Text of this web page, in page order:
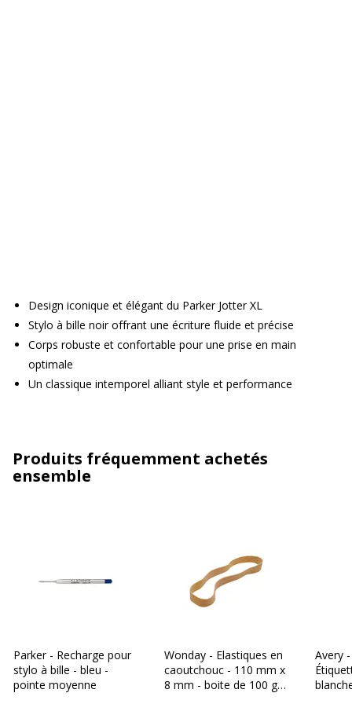
Design iconique et élégant du Parker Jotter XL
Stylo à bille noir offrant une écriture fluide et précise
Corps robuste et confortable pour une prise en main
optimale
Un classique intemporel alliant style et performance
Produits fréquemment achetés
ensemble
Parker - Recharge pour
stylo à bille - bleu -
pointe moyenne
Wonday - Elastiques en
caoutchouc - 110 mm x
8 mm - boite de 100 g -
Avery